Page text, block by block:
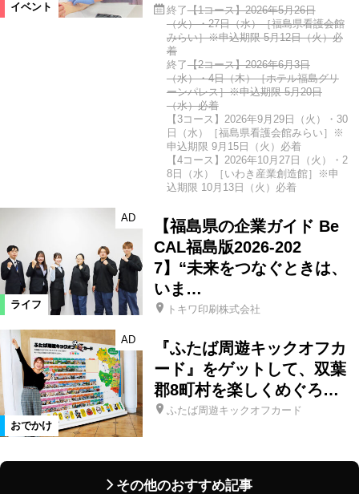
イベント 終了【1コース】2026年5月26日
（火）・27日（水）［福島県看護会館
みらい］※申込期限 5月12日（火）必
着
終了【2コース】2026年6月3日
（水）・4日（木）［ホテル福島グリ
ーンパレス］※申込期限 5月20日
（水）必着
【3コース】2026年9月29日（火）・30
日（水）［福島県看護会館みらい］※
申込期限 9月15日（火）必着
【4コース】2026年10月27日（火）・2
8日（水）［いわき産業創造館］※申
込期限 10月13日（火）必着
ライフ
AD
【福島県の企業ガイド Be
CAL福島版2026-202
7】“未来をつなぐときは、
いま…
トキワ印刷株式会社
おでかけ
AD
『ふたば周遊キックオフカ
ード』をゲットして、双葉
郡8町村を楽しくめぐろ…
ふたば周遊キックオフカード
その他のおすすめ記事